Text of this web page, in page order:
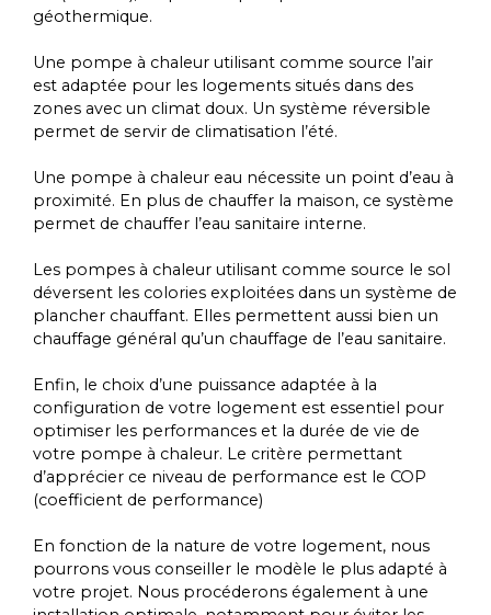
géothermique.
Une pompe à chaleur utilisant comme source l’air
est adaptée pour les logements situés dans des
zones avec un climat doux. Un système réversible
permet de servir de climatisation l’été.
Une pompe à chaleur eau nécessite un point d’eau à
proximité. En plus de chauffer la maison, ce système
permet de chauffer l’eau sanitaire interne.
Les pompes à chaleur utilisant comme source le sol
déversent les colories exploitées dans un système de
plancher chauffant. Elles permettent aussi bien un
chauffage général qu’un chauffage de l’eau sanitaire.
Enfin, le choix d’une puissance adaptée à la
configuration de votre logement est essentiel pour
optimiser les performances et la durée de vie de
votre pompe à chaleur. Le critère permettant
d’apprécier ce niveau de performance est le COP
(coefficient de performance)
En fonction de la nature de votre logement, nous
pourrons vous conseiller le modèle le plus adapté à
votre projet. Nous procéderons également à une